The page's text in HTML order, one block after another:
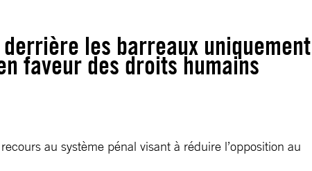
les barreaux uniquement
faveur des droits humains
au système pénal visant à réduire l’opposition au